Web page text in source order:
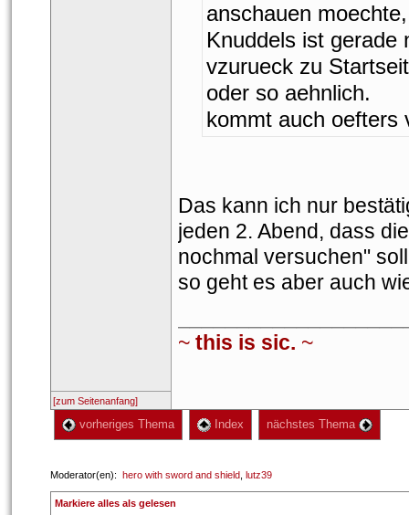
anschauen
Knuddels ist gerade
vzurueck zu
oder so aehnlich.
kommt auch oefters
Das kann ich nur
jeden 2. Abend, dass
nochmal versuchen"
o geht es aber auch
~ this is sic. ~
[zum Seitenanfang]
vorheriges Thema Index nächstes Thema
Moderator(en): hero with sword and shield lutz39
Markiere alles als gelesen